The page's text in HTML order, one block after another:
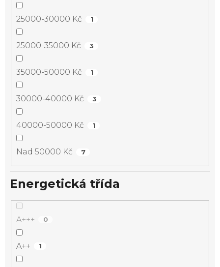
25000-30000 Kč 1
25000-35000 Kč 3
35000-50000 Kč 1
30000-40000 Kč 3
40000-50000 Kč 1
Nad 50000 Kč 7
Energetická třída
A+++ 0
A++ 1